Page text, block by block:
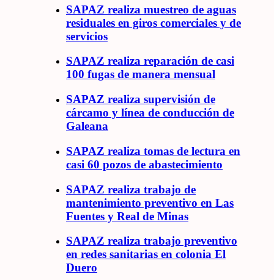
SAPAZ realiza muestreo de aguas
residuales en giros comerciales y de
servicios
SAPAZ realiza reparación de casi
100 fugas de manera mensual
SAPAZ realiza supervisión de
cárcamo y línea de conducción de
Galeana
SAPAZ realiza tomas de lectura en
casi 60 pozos de abastecimiento
SAPAZ realiza trabajo de
mantenimiento preventivo en Las
Fuentes y Real de Minas
SAPAZ realiza trabajo preventivo
en redes sanitarias en colonia El
Duero